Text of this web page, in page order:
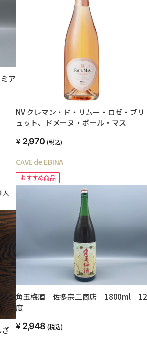
ア
NV クレマン・ド・リムー・ロゼ・ブリ
ュット、ドメーヌ・ポール・マス
2,970 (税込)
CAVE de EBINA
おすすめ商品
ざ
角玉梅酒 佐多宗二商店 1800ml 12
度
2,948 (税込)